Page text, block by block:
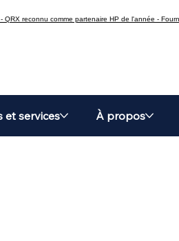
QRX reconnu comme partenaire HP de l'année -
et services À propos